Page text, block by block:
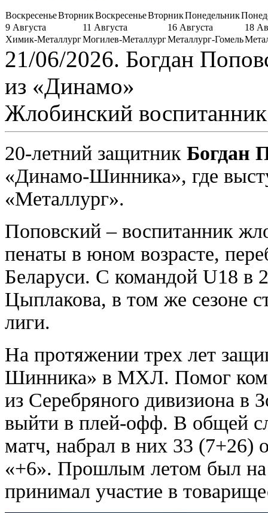
ВоскресеньеВторникВоскресеньеВторникПонедельник
9 Августа
11 Августа 16 Августа
18
Химик-МеталлургМогилев-МеталлургМеталлург-Гомель
21/06/2026. Богдан
из «Динамо»
Жлобинский
20-летний защитник Богдан
«Динамо-Шинника», где
«Металлург».
Поповский – воспитанник
пенаты в юном возрасте,
Беларуси. С командой U18 в
Цыплакова, в том же сезоне
лиги.
На протяжении трех лет
Шинника» в МХЛ. Помог
из Серебряного дивизиона в
выйти в плей-офф. В общей
матч, набрал в них 33 (7+26)
«+6». Прошлым летом был
принимал участие в